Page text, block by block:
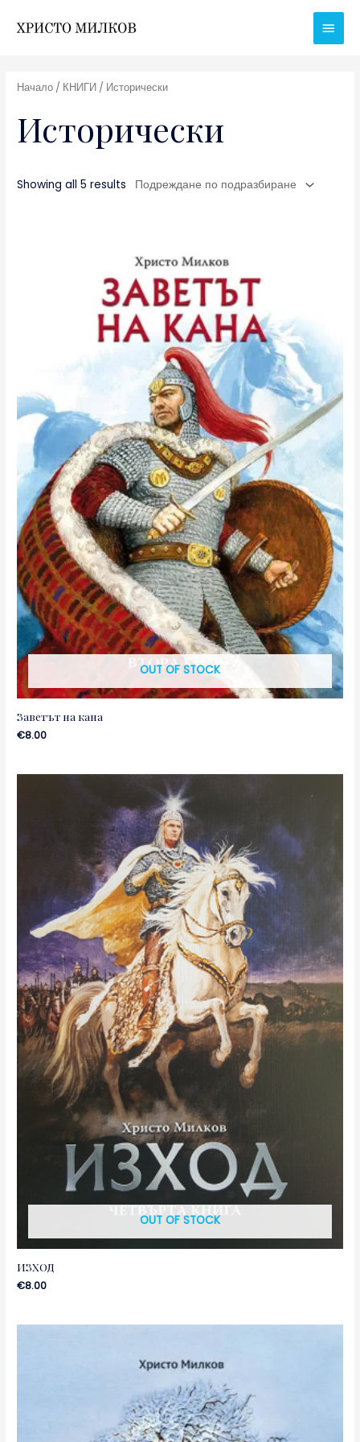
Main
Начало / КНИГИ / Исторически
Исторически
Showing all 5 results
OUT OF STOCK
Заветът на кана
€8.00
OUT OF STOCK
ИЗХОД
€8.00